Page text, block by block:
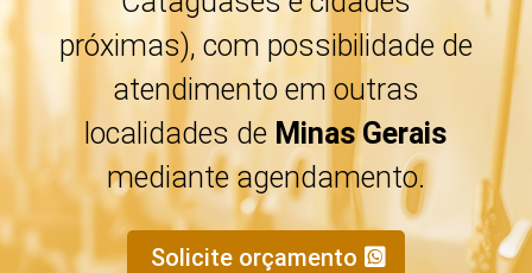
próximas), com possibilidade de
atendimento em outras
localidades de Minas Gerais
mediante agendamento.
Solicite orçamento